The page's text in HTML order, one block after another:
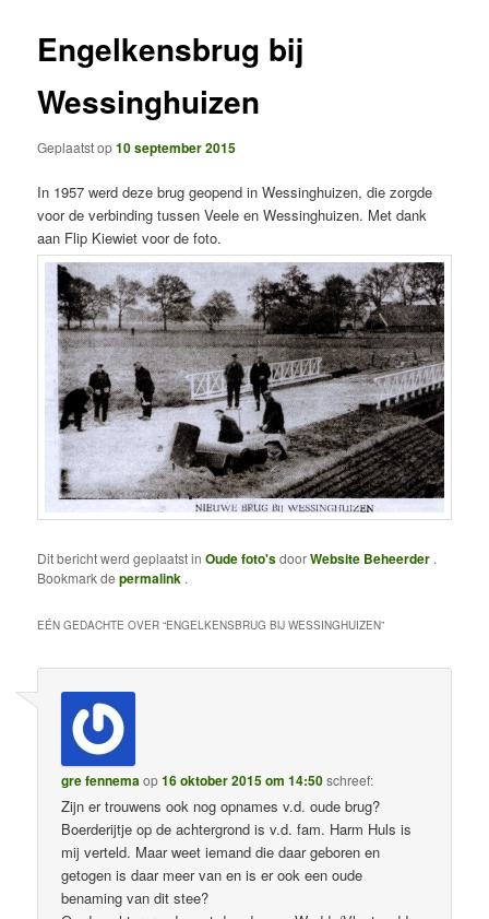
Engelkensbrug bij
Wessinghuizen
Geplaatst op10 september 2015
In 1957 werd deze brug geopend in Wessinghuizen, die zorgde
voor de verbinding tussen Veele en Wessinghuizen. Met dank
aan Flip Kiewiet voor de foto.
Dit bericht werd geplaatst inOude foto'sdoorWebsite Beheerder .
Bookmark depermalink .
EÉN GEDACHTE OVER “ENGELKENSBRUG BIJ WESSINGHUIZEN”
gre fennemaop16 oktober 2015 om 14:50schreef:
Zijn er trouwens ook nog opnames v.d. oude brug?
Boerderijtje op de achtergrond is v.d. fam. Harm Huls is
mij verteld. Maar weet iemand die daar geboren en
getogen is daar meer van en is er ook een oude
benaming van dit stee?